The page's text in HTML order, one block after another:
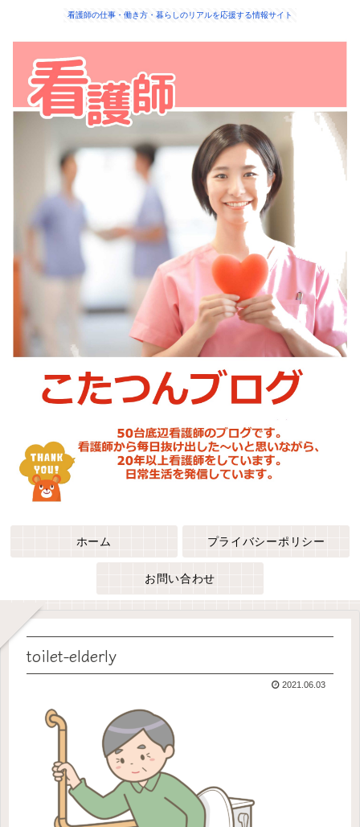
看護師の仕事・働き方・暮らしのリアルを応援する情報サイト
ホーム プライバシーポリシー
お問い合わせ
toilet-elderly
2021.06.03